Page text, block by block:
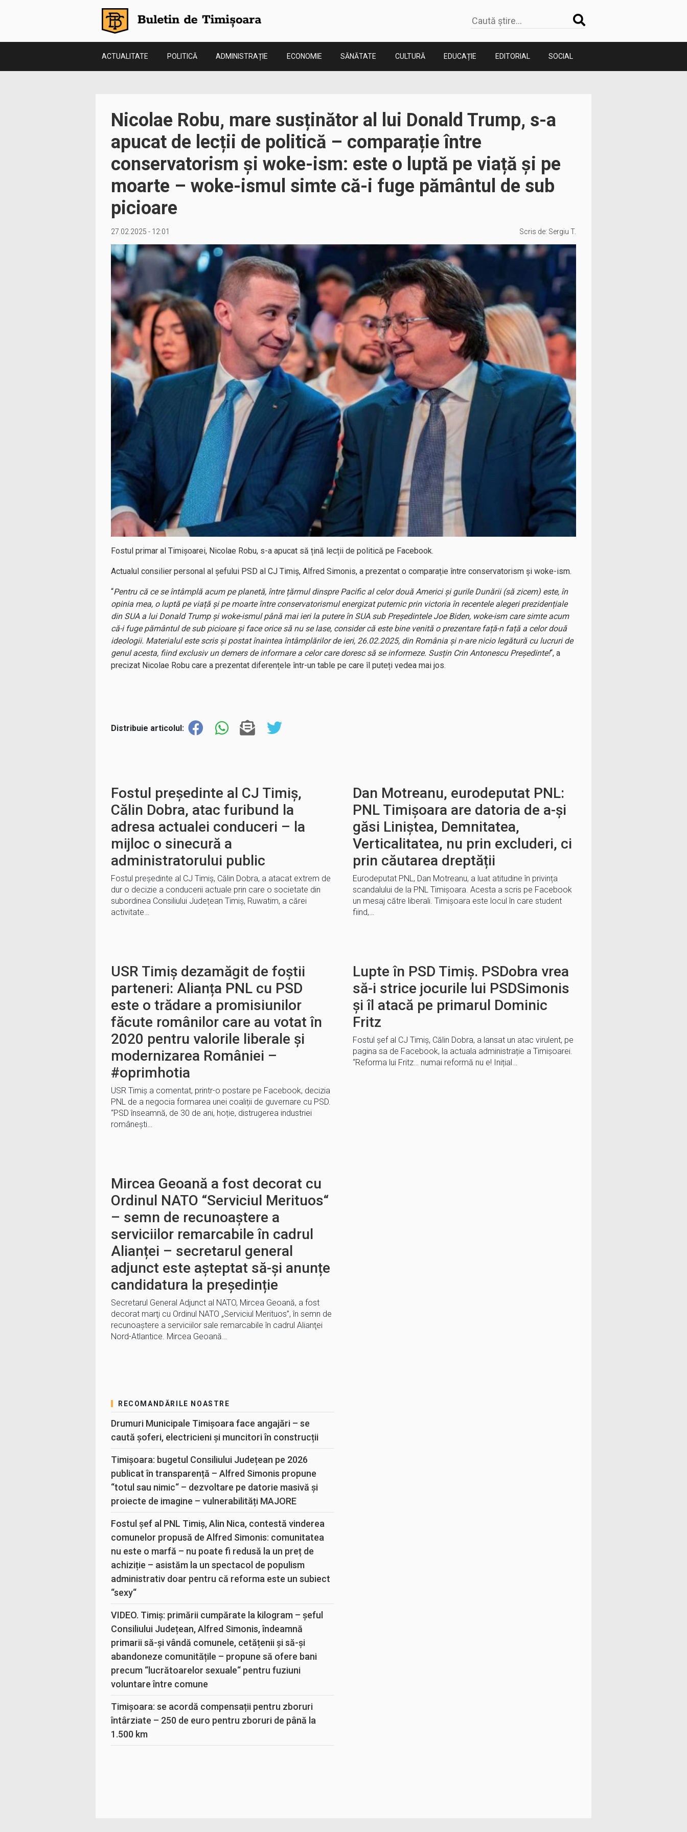
ACTUALITATE POLITICĂ ADMINISTRAȚIE ECONOMIE SĂNĂTATE CULTURĂ EDUCAȚIE EDITORIAL SOCIAL
Nicolae Robu, mare susținător al lui Donald Trump, s-a
apucat de lecții de politică – comparație între
conservatorism și woke-ism: este o luptă pe viață și pe
moarte – woke-ismul simte că-i fuge pământul de sub
picioare
27.02.2025 - 12:01 Scris de: Sergiu T.
Fostul primar al Timișoarei, Nicolae Robu, s-a apucat să țină lecții de politică pe Facebook.
Actualul consilier personal al șefului PSD al CJ Timiș, Alfred Simonis, a prezentat o comparație între conservatorism și woke-ism.
“Pentru că ce se întâmplă acum pe planetă, între țărmul dinspre Pacific al celor două Americi și gurile Dunării (să zicem) este, în
opinia mea, o luptă pe viață și pe moarte între conservatorismul energizat puternic prin victoria în recentele alegeri prezidențiale
din SUA a lui Donald Trump și woke-ismul până mai ieri la putere în SUA sub Președintele Joe Biden, woke-ism care simte acum
că-i fuge pământul de sub picioare și face orice să nu se lase, consider că este bine venită o prezentare față-n față a celor două
ideologii. Materialul este scris și postat înaintea întâmplărilor de ieri, 26.02.2025, din România și n-are nicio legătură cu lucruri de
genul acesta, fiind exclusiv un demers de informare a celor care doresc să se informeze. Susțin Crin Antonescu Președinte!“, a
precizat Nicolae Robu care a prezentat diferențele într-un table pe care îl puteți vedea mai jos.
Distribuie articolul:
Fostul președinte al CJ Timiș,
Călin Dobra, atac furibund la
adresa actualei conduceri – la
mijloc o sinecură a
administratorului public
Fostul președinte al CJ Timiș, Călin Dobra, a atacat extrem de
dur o decizie a conducerii actuale prin care o societate din
subordinea Consiliului Județean Timiș, Ruwatim, a cărei
activitate…
Dan Motreanu, eurodeputat PNL:
PNL Timișoara are datoria de a-și
găsi Liniștea, Demnitatea,
Verticalitatea, nu prin excluderi, ci
prin căutarea dreptății
Eurodeputat PNL, Dan Motreanu, a luat atitudine în privința
scandalului de la PNL Timișoara. Acesta a scris pe Facebook
un mesaj către liberali. Timișoara este locul în care student
fiind,…
USR Timiș dezamăgit de foștii
parteneri: Alianța PNL cu PSD
este o trădare a promisiunilor
făcute românilor care au votat în
2020 pentru valorile liberale și
modernizarea României –
#oprimhotia
USR Timiș a comentat, printr-o postare pe Facebook, decizia
PNL de a negocia formarea unei coaliții de guvernare cu PSD.
“PSD înseamnă, de 30 de ani, hoție, distrugerea industriei
românești…
Lupte în PSD Timiș. PSDobra vrea
să-i strice jocurile lui PSDSimonis
și îl atacă pe primarul Dominic
Fritz
Fostul șef al CJ Timiș, Călin Dobra, a lansat un atac virulent, pe
pagina sa de Facebook, la actuala administrație a Timișoarei.
“Reforma lui Fritz… numai reformă nu e! Inițial…
Mircea Geoană a fost decorat cu
Ordinul NATO “Serviciul Merituos“
– semn de recunoaștere a
serviciilor remarcabile în cadrul
Alianței – secretarul general
adjunct este așteptat să-și anunțe
candidatura la președinție
Secretarul General Adjunct al NATO, Mircea Geoană, a fost
decorat marţi cu Ordinul NATO „Serviciul Merituos”, în semn de
recunoaştere a serviciilor sale remarcabile în cadrul Alianţei
Nord-Atlantice. Mircea Geoană…
RECOMANDĂRILE NOASTRE
Drumuri Municipale Timișoara face angajări – se
caută șoferi, electricieni și muncitori în construcții
Timișoara: bugetul Consiliului Județean pe 2026
publicat în transparență – Alfred Simonis propune
“totul sau nimic“ – dezvoltare pe datorie masivă și
proiecte de imagine – vulnerabilități MAJORE
Fostul șef al PNL Timiș, Alin Nica, contestă vinderea
comunelor propusă de Alfred Simonis: comunitatea
nu este o marfă – nu poate fi redusă la un preț de
achiziție – asistăm la un spectacol de populism
administrativ doar pentru că reforma este un subiect
“sexy“
VIDEO. Timiș: primării cumpărate la kilogram – șeful
Consiliului Județean, Alfred Simonis, îndeamnă
primarii să-și vândă comunele, cetățenii și să-și
abandoneze comunitățile – propune să ofere bani
precum “lucrătoarelor sexuale“ pentru fuziuni
voluntare între comune
Timișoara: se acordă compensații pentru zboruri
întârziate – 250 de euro pentru zboruri de până la
1.500 km